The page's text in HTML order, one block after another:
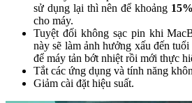
sử dụng lại thì nên để khoảng 15%
cho máy.
Tuyệt đối không sạc pin khi
này sẽ làm ảnh hưởng xấu đến
để máy tản bớt nhiệt rồi mới thực
Tắt các ứng dụng và tính năng
Giảm cài đặt hiệu suất.